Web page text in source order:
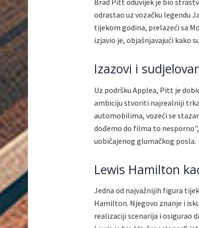
Brad Pitt oduvijek je bio
odrastao uz vozačku legendu
tijekom godina, prelazeći sa
izjavio je, objašnjavajući kako
Izazovi i
Uz podršku Applea, Pitt je
ambiciju stvoriti najrealniji
automobilima, vozeći se
dođemo do filma to
uobičajenog glumačkog posla.
Lewis Hamilton
Jedna od najvažnijih figura
Hamilton. Njegovo znanje i
realizaciji scenarija i osigurao